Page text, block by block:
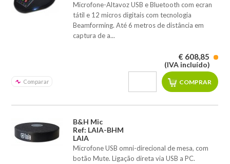
Microfone-Altavoz USB e Bluetooth com ecran
tátil e 12 micros digitais com tecnologia
Beamforming. Até 6 metros de distância em
captura de a...
Comparar
€ 608,85
(IVA incluído)
B&H Mic
Ref: LAIA-BHM
LAIA
Microfone USB omni-direcional de mesa, com
botão Mute. Ligação direta via USB a PC.